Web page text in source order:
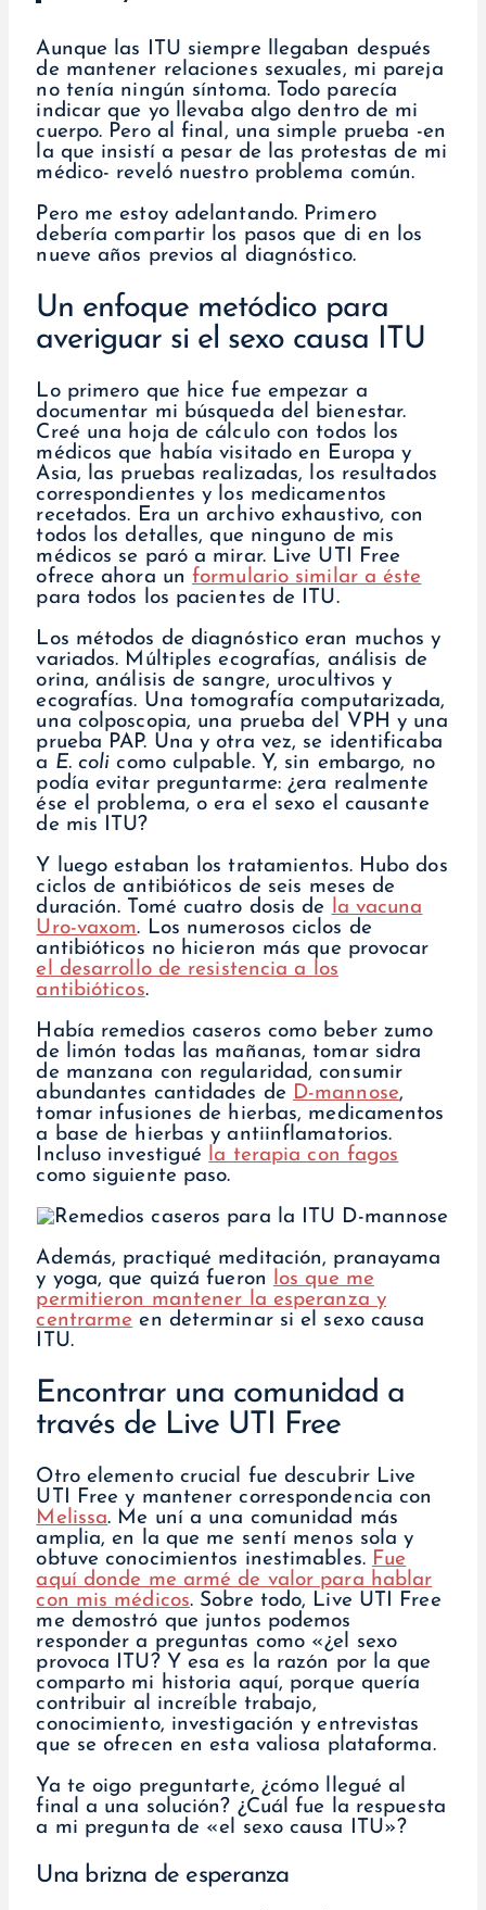
Aunque las ITU siempre llegaban después
de mantener relaciones sexuales, mi pareja
no tenía ningún síntoma. Todo parecía
indicar que yo llevaba algo dentro de mi
cuerpo. Pero al final, una simple prueba -en
la que insistí a pesar de las protestas de mi
médico- reveló nuestro problema común.
Pero me estoy adelantando. Primero
debería compartir los pasos que di en los
nueve años previos al diagnóstico.
Un enfoque metódico para
averiguar si el sexo causa ITU
Lo primero que hice fue empezar a
documentar mi búsqueda del bienestar.
Creé una hoja de cálculo con todos los
médicos que había visitado en Europa y
Asia, las pruebas realizadas, los resultados
correspondientes y los medicamentos
recetados. Era un archivo exhaustivo, con
todos los detalles, que ninguno de mis
médicos se paró a mirar. Live UTI Free
ofrece ahora unformulario similar a éste
para todos los pacientes de ITU.
Los métodos de diagnóstico eran muchos y
variados. Múltiples ecografías, análisis de
orina, análisis de sangre, urocultivos y
ecografías. Una tomografía computarizada,
una colposcopia, una prueba del VPH y una
prueba PAP. Una y otra vez, se identificaba
a E. coli como culpable. Y, sin embargo, no
podía evitar preguntarme: ¿era realmente
ése el problema, o era el sexo el causante
de mis ITU?
Y luego estaban los tratamientos. Hubo dos
ciclos de antibióticos de seis meses de
duración. Tomé cuatro dosis de la vacuna
Uro-vaxom. Los numerosos ciclos de
antibióticos no hicieron más que provocar
el desarrollo de resistencia a los
antibióticos.
Había remedios caseros como beber zumo
de limón todas las mañanas, tomar sidra
de manzana con regularidad, consumir
abundantes cantidades de D-mannose,
tomar infusiones de hierbas, medicamentos
a base de hierbas y antiinflamatorios.
Incluso investigué la terapia con fagos
como siguiente paso.
Además, practiqué meditación, pranayama
y yoga, que quizá fueron los que me
permitieron mantener la esperanza y
centrarme en determinar si el sexo causa
ITU.
Encontrar una comunidad a
través de Live UTI Free
Otro elemento crucial fue descubrir Live
UTI Free y mantener correspondencia con
Melissa. Me uní a una comunidad más
amplia, en la que me sentí menos sola y
obtuve conocimientos inestimables. Fue
aquí donde me armé de valor para hablar
con mis médicos. Sobre todo, Live UTI Free
me demostró que juntos podemos
responder a preguntas como «¿el sexo
provoca ITU? Y esa es la razón por la que
comparto mi historia aquí, porque quería
contribuir al increíble trabajo,
conocimiento, investigación y entrevistas
que se ofrecen en esta valiosa plataforma.
Ya te oigo preguntarte, ¿cómo llegué al
final a una solución? ¿Cuál fue la respuesta
a mi pregunta de «el sexo causa ITU»?
Una brizna de esperanza